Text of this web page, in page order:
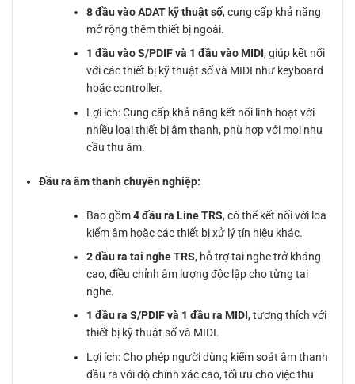
8 đầu vào ADAT kỹ thuật số, cung cấp khả năng
mở rộng thêm thiết bị ngoài.
1 đầu vào S/PDIF và 1 đầu vào MIDI, giúp kết nối
với các thiết bị kỹ thuật số và MIDI như keyboard
hoặc controller.
Lợi ích: Cung cấp khả năng kết nối linh hoạt với
nhiều loại thiết bị âm thanh, phù hợp với mọi nhu
cầu thu âm.
Đầu ra âm thanh chuyên nghiệp:
Bao gồm4 đầu ra Line TRS, có thể kết nối với loa
kiểm âm hoặc các thiết bị xử lý tín hiệu khác.
2 đầu ra tai nghe TRS, hỗ trợ tai nghe trở kháng
cao, điều chỉnh âm lượng độc lập cho từng tai
nghe.
1 đầu ra S/PDIF và 1 đầu ra MIDI, tương thích với
thiết bị kỹ thuật số và MIDI.
Lợi ích: Cho phép người dùng kiểm soát âm thanh
đầu ra với độ chính xác cao, tối ưu cho việc thu